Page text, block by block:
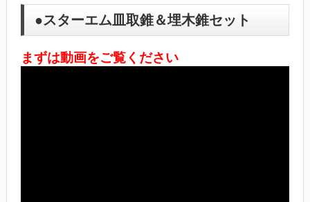
●スターエム皿取錐＆埋木錐セット
まずは動画をご覧ください